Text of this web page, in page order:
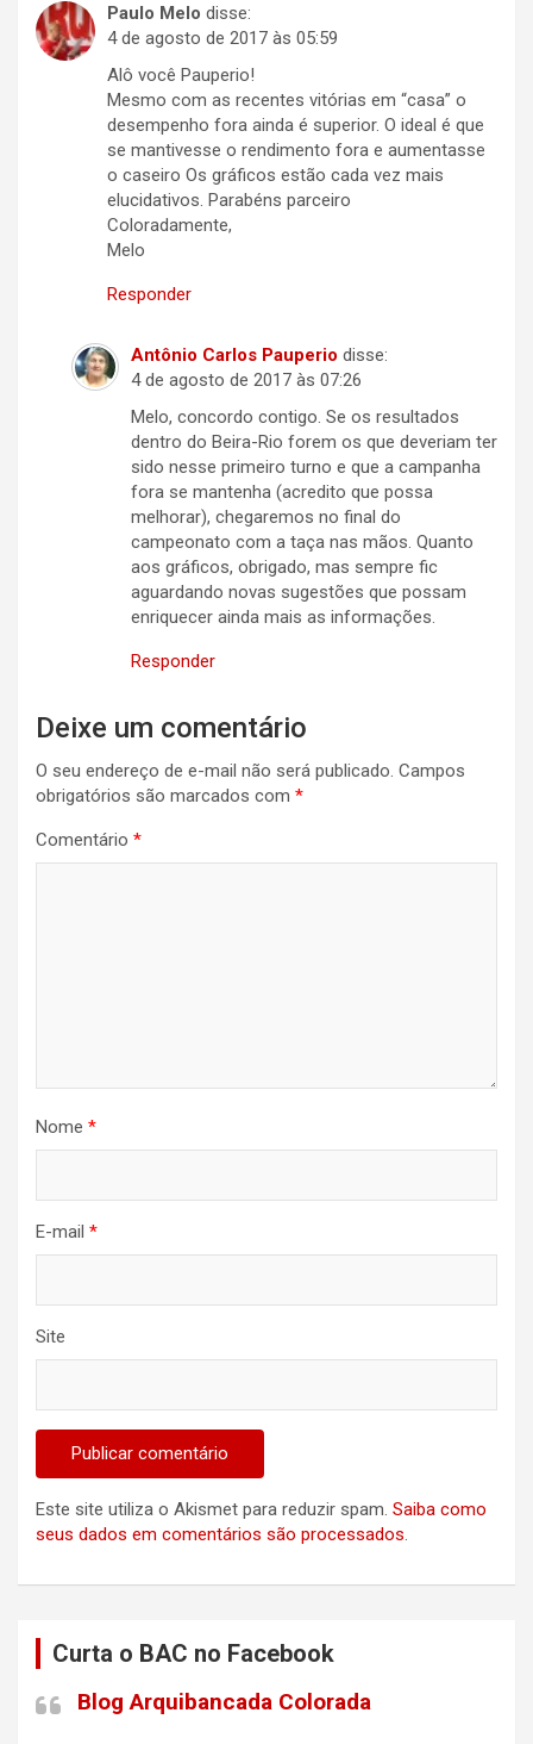
Paulo Melo disse:
4 de agosto de 2017 às 05:59
Alô você Pauperio!
Mesmo com as recentes vitórias em “casa” o
desempenho fora ainda é superior. O ideal é que
se mantivesse o rendimento fora e aumentasse
o caseiro Os gráficos estão cada vez mais
elucidativos. Parabéns parceiro
Coloradamente,
Melo
Responder
Antônio Carlos Pauperio disse:
4 de agosto de 2017 às 07:26
Melo, concordo contigo. Se os resultados
dentro do Beira-Rio forem os que deveriam ter
sido nesse primeiro turno e que a campanha
fora se mantenha (acredito que possa
melhorar), chegaremos no final do
campeonato com a taça nas mãos. Quanto
aos gráficos, obrigado, mas sempre fic
aguardando novas sugestões que possam
enriquecer ainda mais as informações.
Responder
Deixe um comentário
O seu endereço de e-mail não será publicado. Campos
obrigatórios são marcados com *
Comentário *
Nome *
E-mail *
Site
Este site utiliza o Akismet para reduzir spam. Saiba como
seus dados em comentários são processados
Curta o BAC no Facebook
Blog Arquibancada Colorada